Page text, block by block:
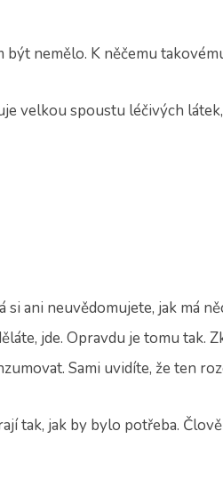
nemělo. K něčemu
velkou spoustu léčivých
si ani neuvědomujete, jak má
jde. Opravdu je tomu tak.
Sami uvidíte, že ten
tak, jak by bylo potřeba.